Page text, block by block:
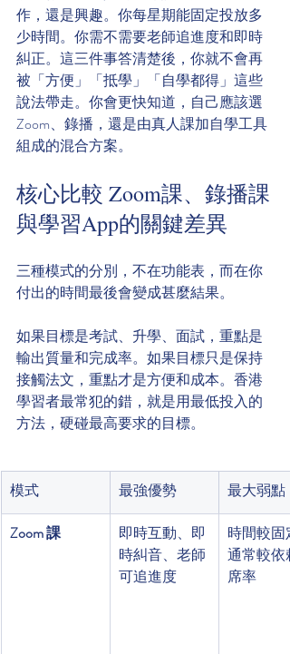
作，還是興趣。你每星期能固定投放多
少時間。你需不需要老師追進度和即時
糾正。這三件事答清楚後，你就不會再
被「方便」「抵學」「自學都得」這些
說法帶走。你會更快知道，自己應該選
Zoom、錄播，還是由真人課加自學工具
組成的混合方案。
核心比較 Zoom課、錄播課
與學習App的關鍵差異
三種模式的分別，不在功能表，而在你
付出的時間最後會變成甚麼結果。
如果目標是考試、升學、面試，重點是
輸出質量和完成率。如果目標只是保持
接觸法文，重點才是方便和成本。香港
學習者最常犯的錯，就是用最低投入的
方法，硬碰最高要求的目標。
模式 最強優勢 最大弱點
Zoom 課
即時互動、即
時糾音、老師
可追進度
時間較固
通常較依
席率